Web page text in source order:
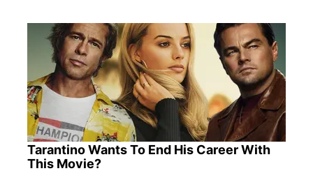
Tarantino Wants To End His Career With
This Movie?